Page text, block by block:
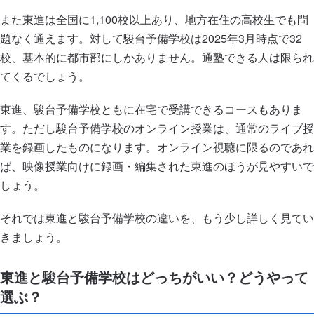
また東進は全国に1,100校以上あり、地方在住の高校生でも問
題なく通えます。対して駿台予備学校は2025年3月時点で32
校、基本的に都市部にしかありません。通塾できる人は限られ
てくるでしょう。
東進、駿台予備学校ともに在宅で受講できるコースもありま
す。ただし駿台予備学校のオンライン授業は、通常のライブ授
業を録画したものになります。オンライン視聴に限るのであれ
ば、映像授業向けに録画・編集された東進のほうが見やすいで
しょう。
それでは東進と駿台予備学校の違いを、もう少し詳しく見てい
きましょう。
東進と駿台予備学校はどっちがいい？どうやって
選ぶ？